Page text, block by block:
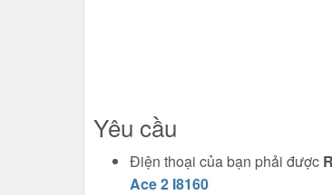
Yêu cầu
Điện thoại của bạn phải được
Ace 2 I8160